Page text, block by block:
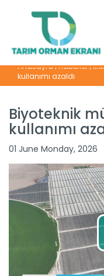
Anasayfa|Haberler|
kullanımı azaldı
Biyoteknik
kullanımı
01 June Monday, 2026